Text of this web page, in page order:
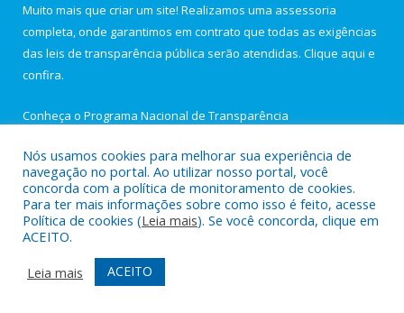
Muito mais que criar um site! Realizamos uma assessoria
completa, onde garantimos em contrato que todas as exigências
das leis de transparência pública serão atendidas. Clique aqui e
confira.
Conheça o Programa Nacional de Transparência
Todos os direitos reservados a Câmara Municipal de Igarapé-
Açu.
Portal da transparência
Acessar Área Administrativa
Nós usamos cookies para melhorar sua experiência de
navegação no portal. Ao utilizar nosso portal, você
concorda com a política de monitoramento de cookies.
Para ter mais informações sobre como isso é feito, acesse
Política de cookies (Leia mais). Se você concorda, clique em
ACEITO.
Leia mais
ACEITO